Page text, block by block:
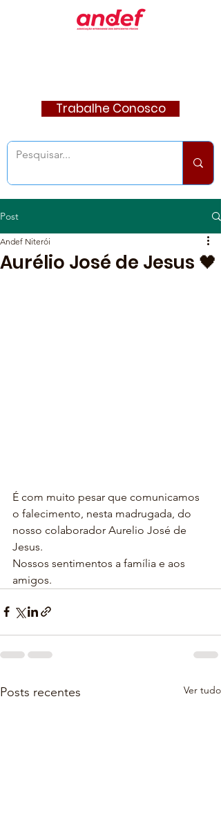
Trabalhe Conosco
Post
Aurélio José de Jesus 🖤
Andef Niterói
É com muito pesar que comunicamos
o falecimento, nesta madrugada, do
nosso colaborador Aurelio José de
Jesus.
Nossos sentimentos a família e aos
amigos.
Posts recentes Ver tudo